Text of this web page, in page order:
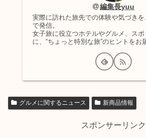
編集長yuu
実際に訪れた旅先での体験や気づき
で発信。
女子旅に役立つホテルやグルメ、ス
に、“ちょっと特別な旅”のヒントをお
グルメに関するニュース 新商品情報
スポンサーリンク